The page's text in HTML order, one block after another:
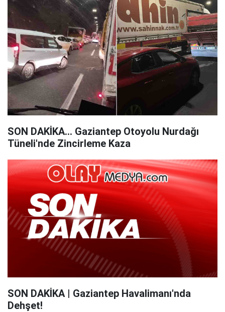
SON DAKİKA... Gaziantep Otoyolu Nurdağı
Tüneli'nde Zincirleme Kaza
SON DAKİKA | Gaziantep Havalimanı'nda
Dehşet!